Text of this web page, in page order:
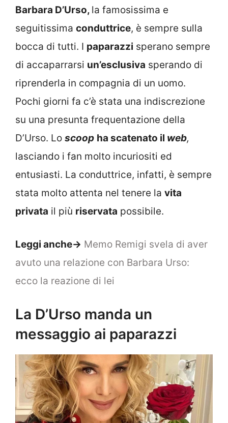
Barbara D’Urso, la famosissima e
seguitissima conduttrice, è sempre sulla
bocca di tutti. I paparazzi sperano sempre
di accaparrarsi un’esclusiva sperando di
riprenderla in compagnia di un uomo.
Pochi giorni fa c’è stata una indiscrezione
su una presunta frequentazione della
D’Urso. Lo scoop ha scatenato il web,
lasciando i fan molto incuriositi ed
entusiasti. La conduttrice, infatti, è sempre
stata molto attenta nel tenere la vita
privata il più riservata possibile.
Leggi anche-> Memo Remigi svela di aver
avuto una relazione con Barbara Urso:
ecco la reazione di lei
La D’Urso manda un
messaggio ai paparazzi